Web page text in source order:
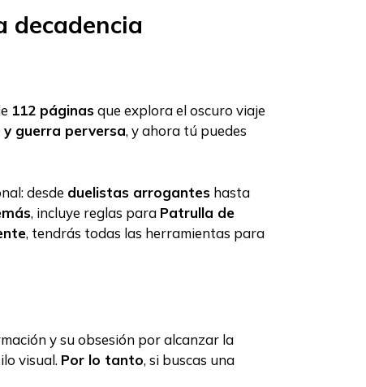
decadencia
112 páginasque explora el oscuro viaje
y guerra perversa, y ahora tú puedes
desde duelistas arrogantes hasta
, incluye reglas para Patrulla de
, tendrás todas las herramientas para
y su obsesión por alcanzar la
visual. Por lo tanto, si buscas una